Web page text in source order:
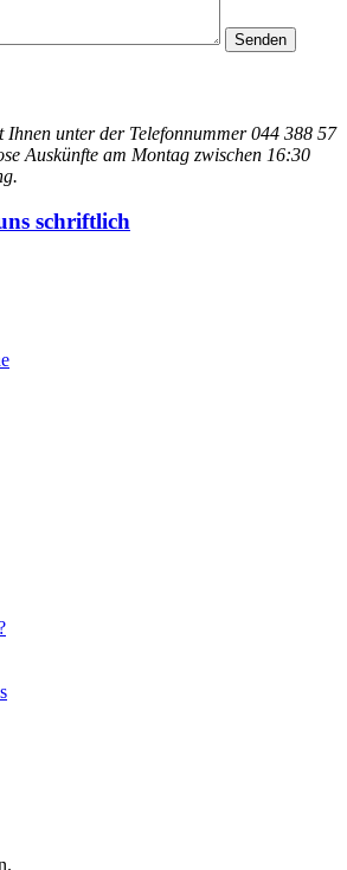
unter der Telefonnummer 044 388 57
Auskünfte am Montag zwischen 16:30
schriftlich